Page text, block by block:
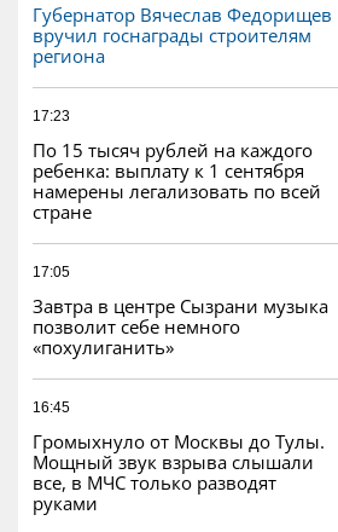
Губернатор Вячеслав Федорищев
вручил госнаграды строителям
региона
17:23
По 15 тысяч рублей на каждого
ребенка: выплату к 1 сентября
намерены легализовать по всей
стране
17:05
Завтра в центре Сызрани музыка
позволит себе немного
«похулиганить»
16:45
Громыхнуло от Москвы до Тулы.
Мощный звук взрыва слышали
все, в МЧС только разводят
руками